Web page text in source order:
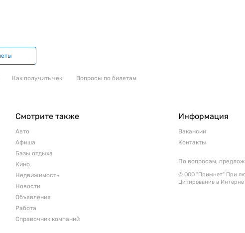
Как получить чек Вопросы по билетам
Смотрите также
Авто
Афиша
Базы отдыха
Кино
Недвижимость
Новости
Объявления
Работа
Справочник компаний
Информация
Вакансии
Контакты
По вопросам,
© ООО "Примнет" При
Цитирование в